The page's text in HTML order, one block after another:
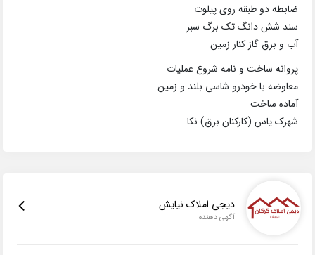
ضابطه دو طبقه روی پیلوت
سند شش دانگ تک برگ سبز
آب و برق گاز کنار زمین
پروانه ساخت و نامه شروع عملیات
معاوضه با خودرو شاسی بلند و زمین
آماده ساخت
شهرک یاس (کارکنان برق) نکا
دیجی املاک نیایش
آگهی دهنده